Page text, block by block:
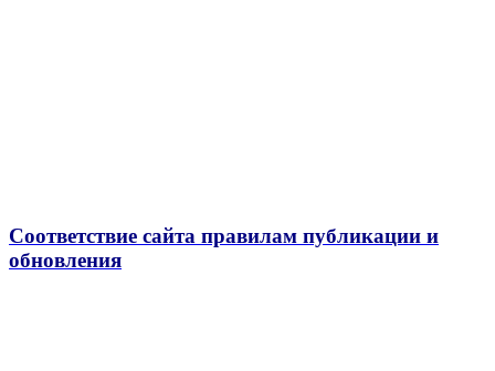
Соответствие сайта правилам публикации и
обновления